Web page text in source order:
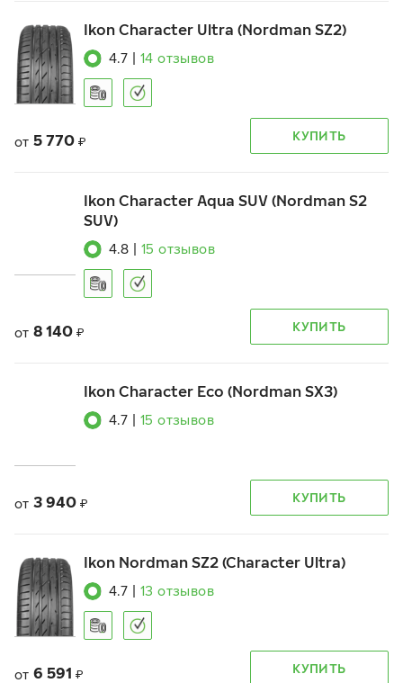
Ikon Character Ultra (Nordman SZ2)
4.7 14 отзывов
от 5 770 ₽ КУПИТЬ
Ikon Character Aqua SUV (Nordman S2
SUV)
4.8 15 отзывов
от 8 140 ₽ КУПИТЬ
Ikon Character Eco (Nordman SX3)
4.7 15 отзывов
от 3 940 ₽ КУПИТЬ
Ikon Nordman SZ2 (Character Ultra)
4.7 13 отзывов
от 6 591 ₽ КУПИТЬ